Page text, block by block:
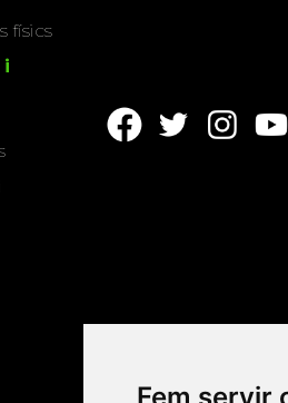
físics
i